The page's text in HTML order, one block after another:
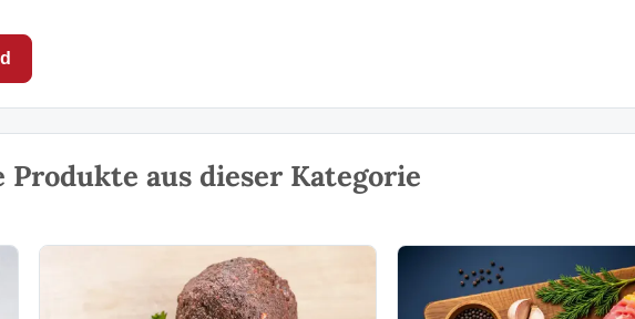
aus dieser Kategorie